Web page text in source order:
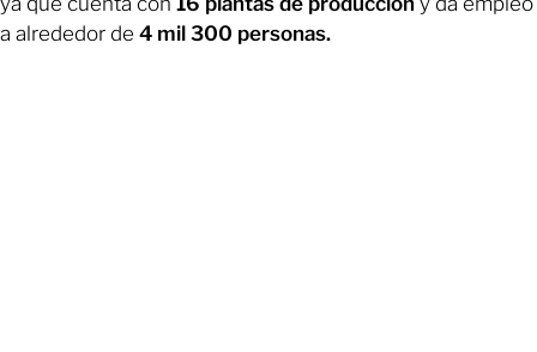
a alrededor de 4 mil 300 personas.